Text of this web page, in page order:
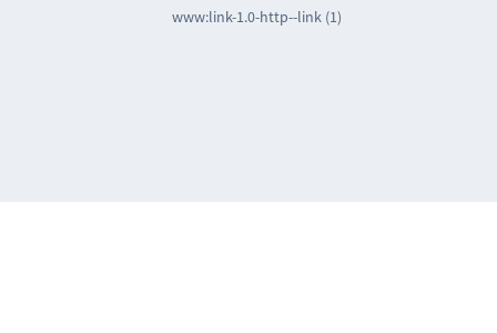
www:link-1.0-http--link (1)